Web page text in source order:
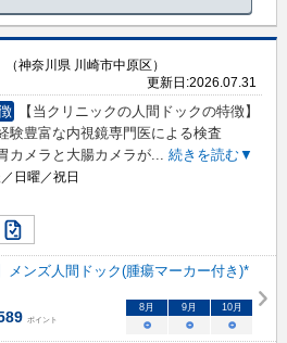
（神奈川県 川崎市中原区）
更新日:2026.07.31
【当クリニックの人間ドックの特徴】
験豊富な内視鏡専門医による検査
カメラと大腸カメラが... 続きを読む▼
日曜／祝日
メンズ人間ドック(腫瘍マーカー付き)*
ポイント
8月 9月 10月
○ ○ ○